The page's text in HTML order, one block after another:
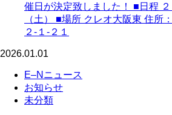
催日が決定致しました！ ■日程
（土） ■場所 クレオ大阪東 住所
２-１-２１
2026.01.01
E–Nニュース
お知らせ
未分類